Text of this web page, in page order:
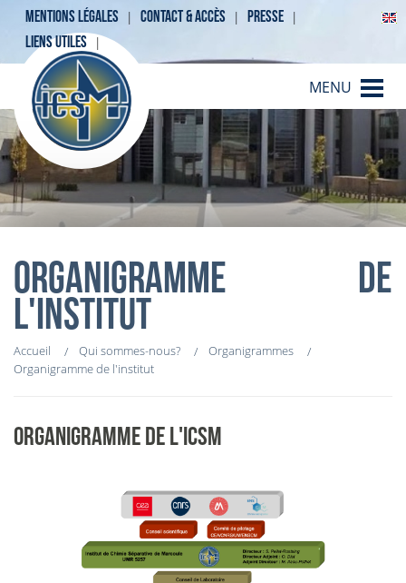
MENTIONS LÉGALES CONTACT & ACCÈS
PRESSE
LIENS UTILES
MENU
ORGANIGRAMME DE
L'INSTITUT
Accueil Qui sommes-nous?
Organigrammes
Organigramme de l'institut
ORGANIGRAMME DE L'ICSM